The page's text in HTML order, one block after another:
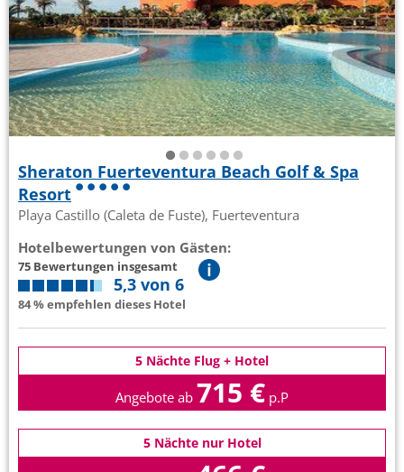
Sheraton Fuerteventura Beach Golf & Spa
Resort
Playa Castillo (Caleta de Fuste), Fuerteventura
Hotelbewertungen von Gästen:
75 Bewertungen insgesamt
5,3 von 6
84 % empfehlen dieses Hotel
5 Nächte Flug + Hotel
Angebote ab 715 € p.P
5 Nächte nur Hotel